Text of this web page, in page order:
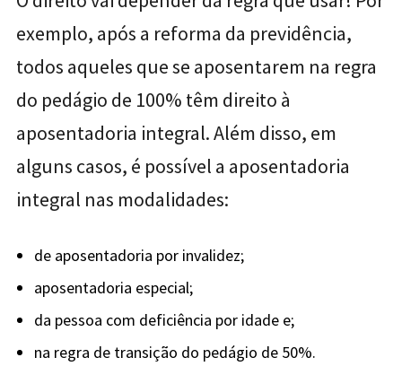
exemplo, após a reforma da previdência,
todos aqueles que se aposentarem na regra
do pedágio de 100% têm direito à
aposentadoria integral. Além disso, em
alguns casos, é possível a aposentadoria
integral nas modalidades:
de aposentadoria por invalidez;
aposentadoria especial;
da pessoa com deficiência por idade e;
na regra de transição do pedágio de 50%.